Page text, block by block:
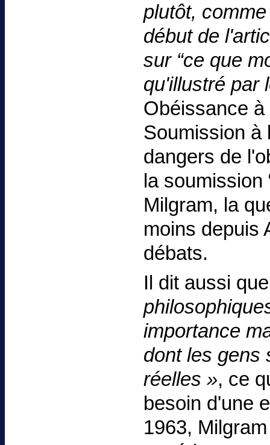
plutôt,
début de
sur “ce que
qu'illustré par
Obéissance à
Soumission à
dangers de
la soumission
Milgram, la
moins depuis
débats.
Il dit aussi
importance
dont les gens
réelles », ce
besoin d'une
1963,